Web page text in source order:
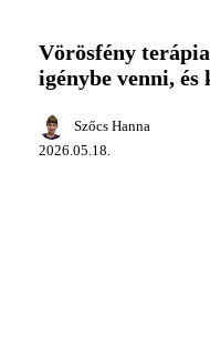
terápia:
mi
ez,
lehet
igénybe
Vörösfény
igénybe venni, és
Szőcs Hanna
2026.05.18.